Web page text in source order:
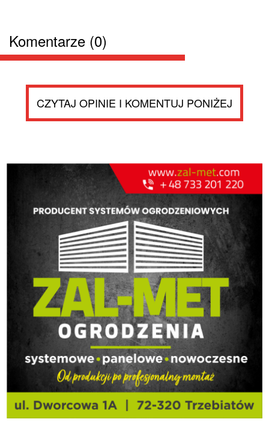
Komentarze (0)
CZYTAJ OPINIE I KOMENTUJ PONIŻEJ